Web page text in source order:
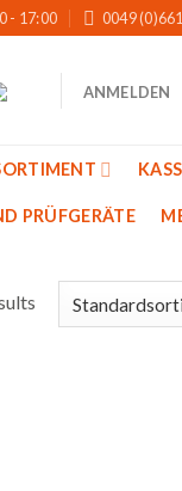
- 17:00 0049
ANMELDEN
PRÜFGERÄTE